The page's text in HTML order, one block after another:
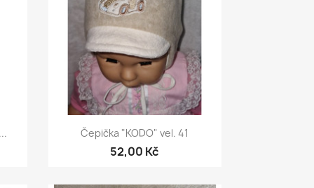
Rychlý náhled
Čepička "KODO" vel. 41
52,00 Kč